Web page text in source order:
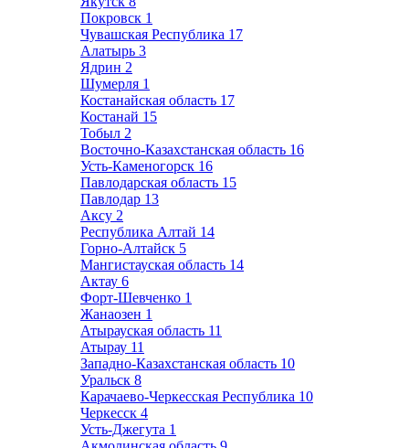
Покровск 1
Чувашская Республика 17
Алатырь 3
Ядрин 2
Шумерля 1
Костанайская область 17
Костанай 15
Тобыл 2
Восточно-Казахстанская область 16
Усть-Каменогорск 16
Павлодарская область 15
Павлодар 13
Аксу 2
Республика Алтай 14
Горно-Алтайск 5
Мангистауская область 14
Актау 6
Форт-Шевченко 1
Жанаозен 1
Атырауская область 11
Атырау 11
Западно-Казахстанская область 10
Уральск 8
Карачаево-Черкесская Республика 10
Черкесск 4
Усть-Джегута 1